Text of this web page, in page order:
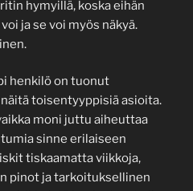
hymyillä, koska eihän
ja se voi myös näkyä.
henkilö on tuonut
toisentyyppisiä asioita.
moni juttu aiheuttaa
sinne erilaiseen
tiskaamatta viikkoja,
pinot ja tarkoituksellinen